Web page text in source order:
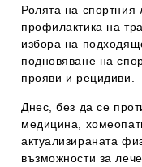
Ролята на спортния
профилактика на
избора на
подновя­ване на
прояви и рецидиви.
Днес, без да се
медицина,
актуализираната
възможности за